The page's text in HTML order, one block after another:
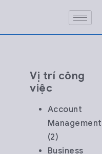
Vị trí công
việc
Account
Management
(2)
Business